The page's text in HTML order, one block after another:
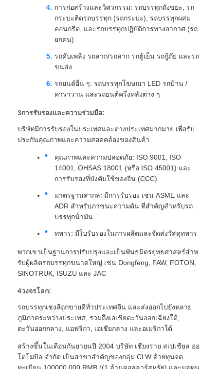
การก่อสร้างและวิศวกรรม: รถบรรทุกถังขยะ, รถ
กระบะติดรถบรรทุก (รถกระบะ), รถบรรทุกผสม
คอนกรีต, และรถบรรทุกปฏิบัติการทางอากาศ (รถ
ยกคน)
รถดับเพลิง รถลาก/รถลาก รถตู้เย็น รถกู้ภัย และรถ
ขนส่ง
รถยนต์อื่น ๆ: รถบรรทุกโฆษณา LED รถบ้าน /
คาราวาน และรถยนต์ครึ่งหลังต่าง ๆ
3การรับรองและความร่วมมือ:
บริษัทมีการรับรองในประเทศและต่างประเทศมากมาย เพื่อรับ
ประกันคุณภาพและความสอดคล้องของสินค้า
คุณภาพและความปลอดภัย: ISO 9001, ISO
14001, OHSAS 18001 (หรือ ISO 45001) และ
การรับรองที่บังคับใช้ของจีน (CCC)
มาตรฐานสากล: มีการรับรอง เช่น ASME และ
ADR สําหรับภาชนะความดัน ที่สําคัญสําหรับรถ
บรรทุกน้ํามัน
ทหาร: มีใบรับรองในการผลิตและจัดส่งวัสดุทหาร
พวกเขาเป็นฐานการปรับปรุงและเป็นพันธมิตรยุทธศาสตร์สําห
รับผู้ผลิตรถบรรทุกขนาดใหญ่ เช่น Dongfeng, FAW, FOTON,
SINOTRUK, ISUZU และ JAC
4วงจรโลก:
รถบรรทุกเชงลีถูกขายดีทั่วประเทศจีน และส่งออกไปยังหลาย
ภูมิภาคระหว่างประเทศ, รวมถึงเอเชียตะวันออกเฉียงใต้,
ตะวันออกกลาง, แอฟริกา, เอเชียกลาง และอเมริกาใต้
สร้างขึ้นในเดือนกันยายนปี 2004 บริษัท เชียงราย สเปเชียล ออ
โตโมบิล จํากัด เป็นสาขาสําคัญของกลุ่ม CLW ด้วยทุนจด